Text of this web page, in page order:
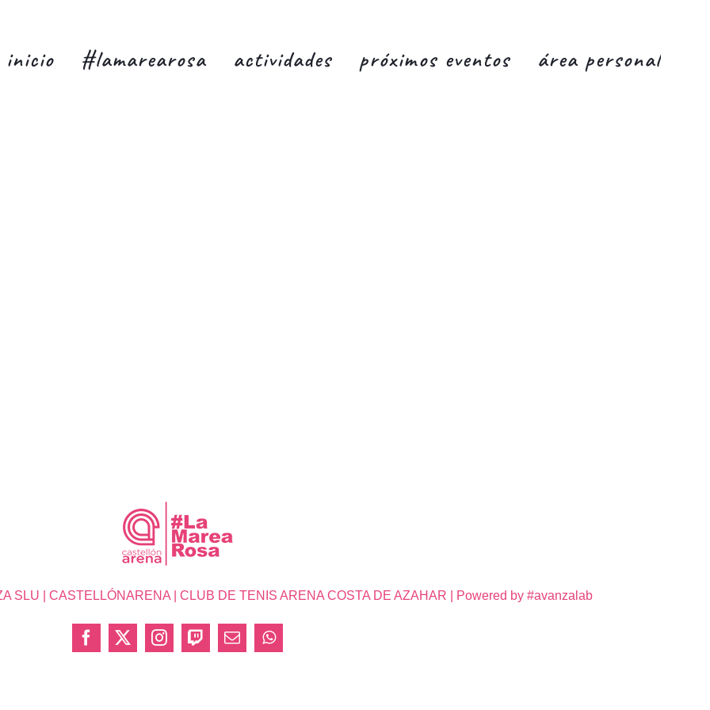
inicio #lamarearosa actividades próximos eventos área personal
| CASTELLÓNARENA | CLUB DE TENIS ARENA COSTA DE AZAHAR | Powered by #avanzalab
Facebook
X InstagramTwitchCorreoWhatsApp